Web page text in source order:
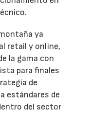
ya
retail y online,
la gama con
para finales
de
estándares de
del sector